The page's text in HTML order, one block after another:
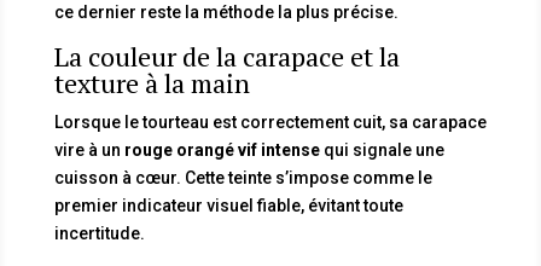
ce dernier reste la méthode la plus précise.
La couleur de la carapace et la
texture à la main
Lorsque le tourteau est correctement cuit, sa carapace
vire à un rouge orangé vif intensequi signale une
cuisson à cœur. Cette teinte s’impose comme le
premier indicateur visuel fiable, évitant toute
incertitude.